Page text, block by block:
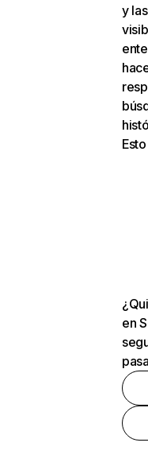
y
en